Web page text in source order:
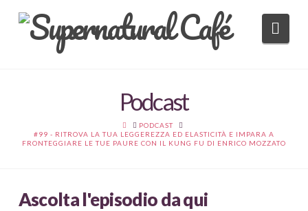
Podcast
HOMEPODCAST
#99 - RITROVA LA TUA LEGGEREZZA ED ELASTICITÀ E IMPARA A
FRONTEGGIARE LE TUE PAURE CON IL KUNG FU DI ENRICO MOZZATO
Ascolta l'episodio da qui